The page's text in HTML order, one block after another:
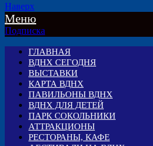
Наверх
Меню
Подписка
ГЛАВНАЯ
ВДНХ СЕГОДНЯ
ВЫСТАВКИ
КАРТА ВДНХ
ПАВИЛЬОНЫ ВДНХ
ВДНХ ДЛЯ ДЕТЕЙ
ПАРК СОКОЛЬНИКИ
АТТРАКЦИОНЫ
РЕСТОРАНЫ, КАФЕ